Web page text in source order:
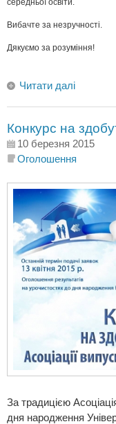
середньої освіти.
Вибачте за незручності.
Дякуємо за розуміння!
Читати далі
Конкурс на
10 березня 2015
Оголошення
За традицією
дня народження